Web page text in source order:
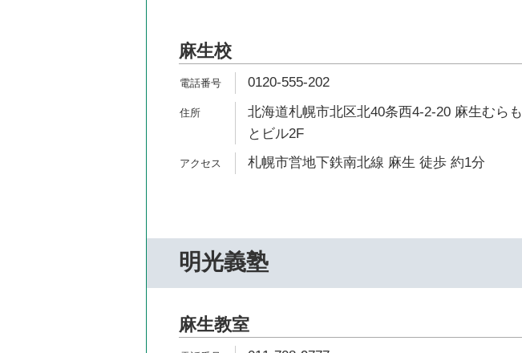
麻生校
0120-555-202
北海道札幌市北区北40条西4-2-20 麻生むらも
とビル2F
札幌市営地下鉄南北線 麻生 徒歩 約1分
明光義塾
麻生教室